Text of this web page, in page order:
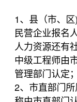
1、县（市、
民营企业报名
人力资源还有
中级工程师由
管理部门认定；
2、市直部门